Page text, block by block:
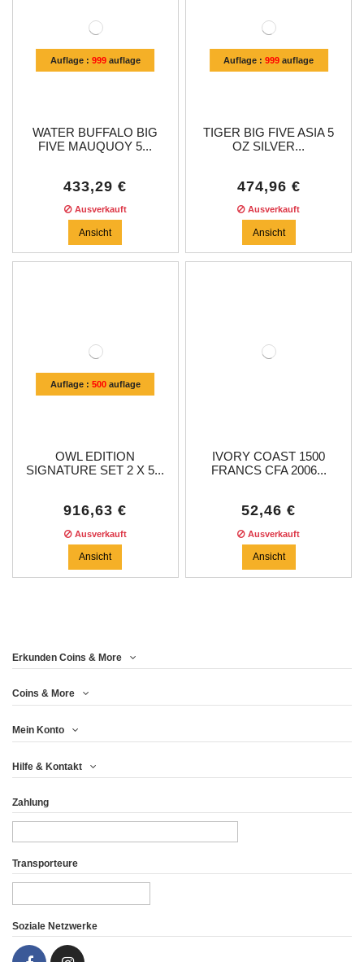
Auflage : 999auflage
WATER BUFFALO BIG
FIVE MAUQUOY 5...
433,29 €
Ausverkauft
Ansicht
Auflage :999 auflage
TIGER BIG FIVE ASIA 5
OZ SILVER...
474,96 €
Ausverkauft
Ansicht
Auflage : 500auflage
OWL EDITION
SIGNATURE SET 2 X 5...
916,63 €
Ausverkauft
Ansicht
IVORY COAST 1500
FRANCS CFA 2006...
52,46 €
Ausverkauft
Ansicht
Price
Jahr
Metall
Drucken (pcs)
Gewicht (g)
Erkunden Coins & More
Coins & More
Mein Konto
Hilfe & Kontakt
Zahlung
Transporteure
Soziale Netzwerke